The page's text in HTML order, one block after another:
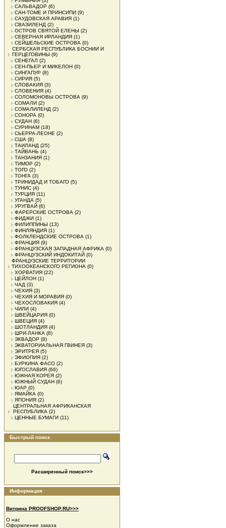
САЛЬВАДОР (6)
САН-ТОМЕ И ПРИНСИПИ (9)
САУДОВСКАЯ АРАВИЯ (1)
СВАЗИЛЕНД (2)
ОСТРОВ СВЯТОЙ ЕЛЕНЫ (2)
СЕВЕРНАЯ ИРЛАНДИЯ (1)
СЕЙШЕЛЬСКИЕ ОСТРОВА (0)
СЕРБСКАЯ РЕСПУБЛИКА БОСНИИ И
ГЕРЦЕГОВИНЫ (9)
СЕНЕГАЛ (2)
СЕН-ПЬЕР И МИКЕЛОН (0)
СИНГАПУР (8)
СИРИЯ (5)
СЛОВАКИЯ (3)
СЛОВЕНИЯ (4)
СОЛОМОНОВЫ ОСТРОВА (9)
СОМАЛИ (2)
СОМАЛИЛЕНД (2)
СОНОРА (0)
СУДАН (6)
СУРИНАМ (18)
СЬЕРРА-ЛЕОНЕ (2)
США (8)
ТАИЛАНД (25)
ТАЙВАНЬ (4)
ТАНЗАНИЯ (1)
ТИМОР (2)
ТОГО (2)
ТОНГА (3)
ТРИНИДАД И ТОБАГО (5)
ТУНИС (4)
ТУРЦИЯ (11)
УГАНДА (5)
УРУГВАЙ (6)
ФАРЕРСКИЕ ОСТРОВА (2)
ФИДЖИ (1)
ФИЛИППИНЫ (13)
ФИНЛЯНДИЯ (1)
ФОЛКЛЕНДСКИЕ ОСТРОВА (1)
ФРАНЦИЯ (9)
ФРАНЦУЗСКАЯ ЗАПАДНАЯ АФРИКА (0)
ФРАНЦУЗСКИЙ ИНДОКИТАЙ (0)
ФРАНЦУЗСКИЕ ТЕРРИТОРИИ
ТИХООКЕАНСКОГО РЕГИОНА (0)
ХОРВАТИЯ (22)
ЦЕЙЛОН (1)
ЧАД (3)
ЧЕХИЯ (3)
ЧЕХИЯ И МОРАВИЯ (0)
ЧЕХОСЛОВАКИЯ (4)
ЧИЛИ (4)
ШВЕЙЦАРИЯ (0)
ШВЕЦИЯ (4)
ШОТЛАНДИЯ (4)
ШРИ-ЛАНКА (8)
ЭКВАДОР (8)
ЭКВАТОРИАЛЬНАЯ ГВИНЕЯ (3)
ЭРИТРЕЯ (5)
ЭФИОПИЯ (2)
БУРКИНА ФАСО (2)
ЮГОСЛАВИЯ (66)
ЮЖНАЯ КОРЕЯ (2)
ЮЖНЫЙ СУДАН (6)
ЮАР (0)
ЯМАЙКА (0)
ЯПОНИЯ (2)
ЦЕНТРАЛЬНАЯ АФРИКАНСКАЯ
РЕСПУБЛИКА (2)
ЦЕННЫЕ БУМАГИ (11)
Быстрый поиск
Расширенный поиск>>>
Информация
Витрина PROOFSHOP.RU>>>
О нас
Оформление заказа